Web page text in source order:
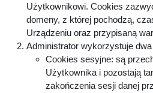
Użytkownikowi. Cookies
domeny, z której pochodzą,
Urządzeniu oraz przypisaną
Administrator wykorzystuje
Cookies sesyjne: są
Użytkownika i pozostają
zakończenia sesji danej